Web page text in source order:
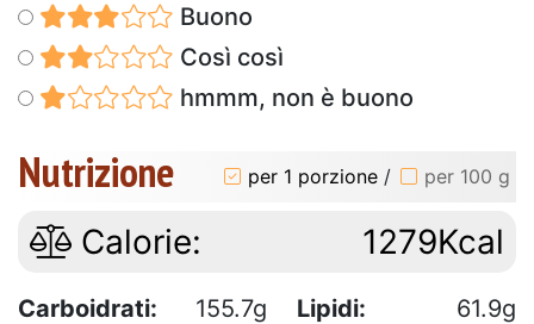
Buono
Così così
hmmm, non è buono
Nutrizione per 1 porzione / per 100 g
Calorie: 1279Kcal
Carboidrati: 155.7g Lipidi:
61.9g